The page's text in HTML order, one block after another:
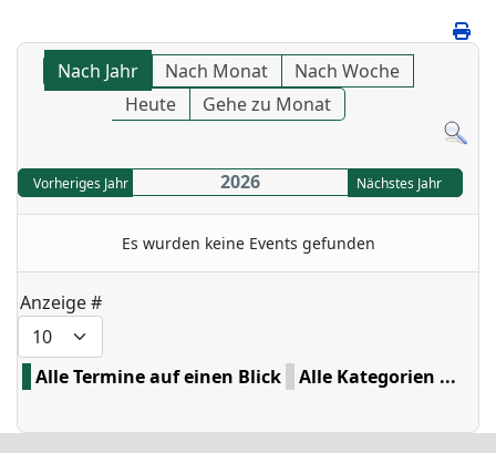
Nach Jahr Nach Monat
Nach Woche
Heute
Gehe zu Monat
Vorheriges Jahr 2026 Nächstes Jahr
Es wurden keine Events gefunden
Anzeige #
Alle Termine auf einen Blick Alle Kategorien ...